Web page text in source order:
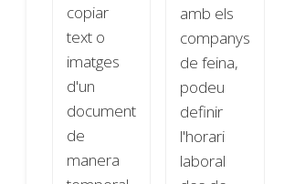
copiar
text o
imatges
d'un
document
de
manera
amb els
companys
de feina,
podeu
definir
l'horari
laboral